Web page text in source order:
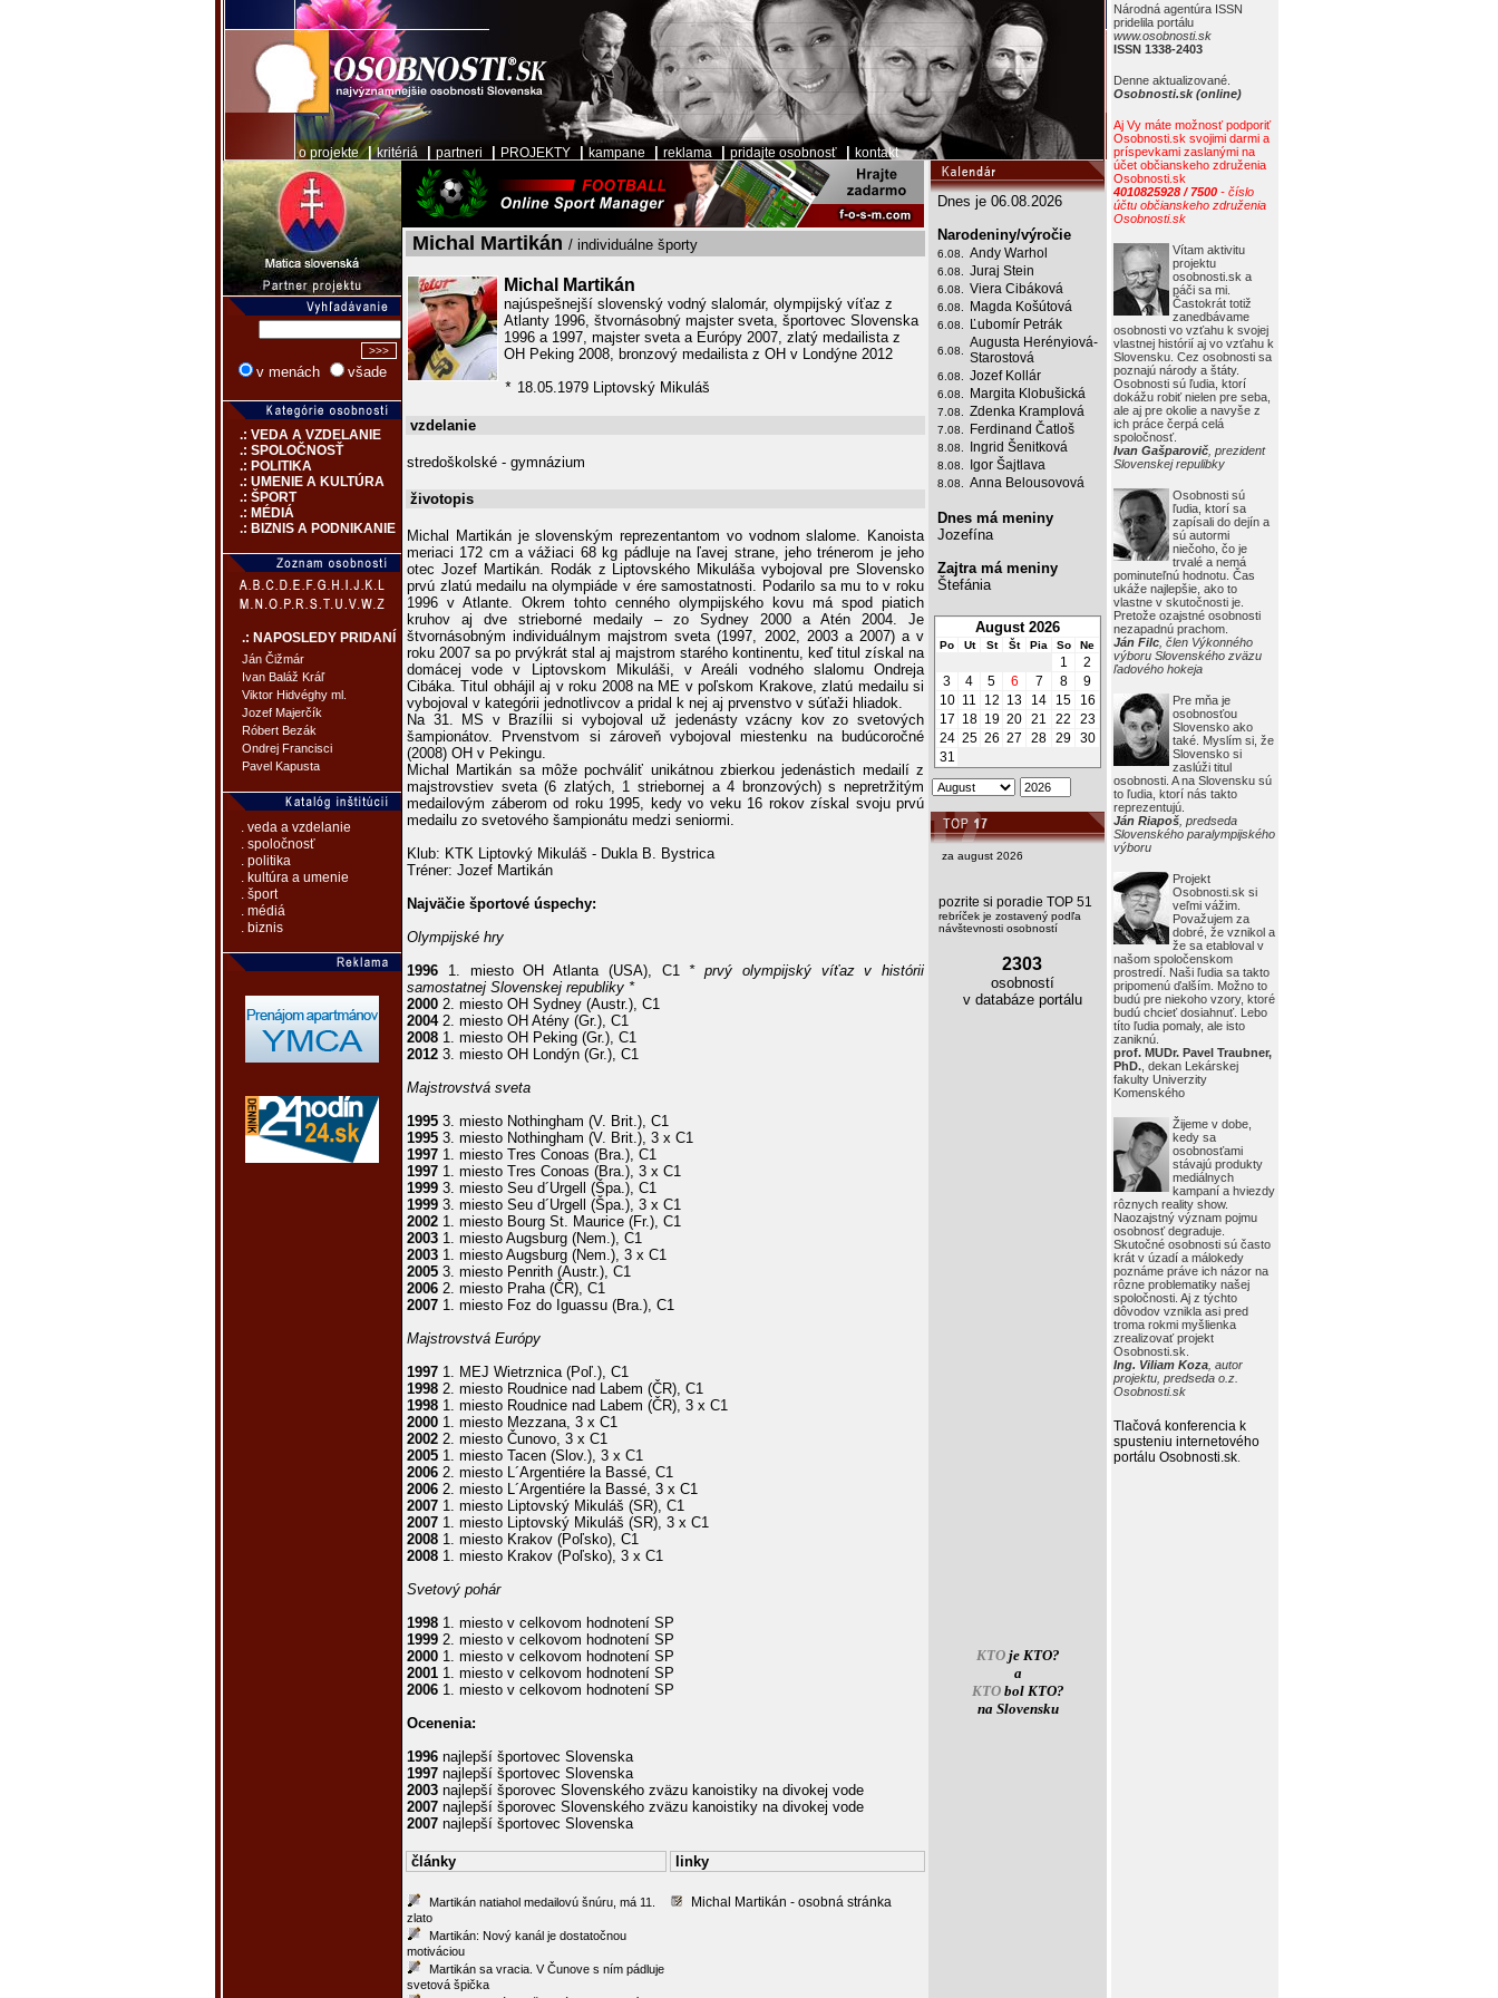
o projekte|kritériá partneri PROJEKTY kampane reklama pridajte osobnosť kontakt
Národná agentúra ISSN
pridelila portálu
www.osobnosti.sk
ISSN 1338-2403
Denne aktualizované.
Osobnosti.sk (online)
Aj Vy máte možnosť podporiť
Osobnosti.sk svojimi darmi a
príspevkami zaslanými na
účet občianskeho združenia
Osobnosti.sk
4010825928 / 7500 - číslo
účtu občianskeho združenia
Osobnosti.sk
Vítam aktivitu
projektu
osobnosti.sk a
páči sa mi.
Častokrát totiž
zanedbávame
osobnosti vo vzťahu k svojej
vlastnej histórií aj vo vzťahu k
Slovensku. Cez osobnosti sa
poznajú národy a štáty.
Osobnosti sú ľudia, ktorí
dokážu robiť nielen pre seba,
ale aj pre okolie a navyše z
ich práce čerpá celá
spoločnosť.
Ivan Gašparovič , prezident
Slovenskej repulibky
Osobnosti sú
ľudia, ktorí sa
zapísali do dejín a
sú autormi
niečoho, čo je
trvalé a nemá
pominuteľnú hodnotu. Čas
ukáže najlepšie, ako to
vlastne v skutočnosti je.
Pretože ozajstné osobnosti
nezapadnú prachom.
Ján Filc , člen Výkonného
výboru Slovenského zväzu
ľadového hokeja
Pre mňa je
osobnosťou
Slovensko ako
také. Myslím si, že
Slovensko si
zaslúži titul
osobnosti. A na Slovensku sú
to ľudia, ktorí nás takto
reprezentujú.
Ján Riapoš , predseda
Slovenského paralympijského
výboru
Projekt
Osobnosti.sk si
veľmi vážim.
Považujem za
dobré, že vznikol a
že sa etabloval v
našom spoločenskom
prostredí. Naši ľudia sa takto
pripomenú ďalším. Možno to
budú pre niekoho vzory, ktoré
budú chcieť dosiahnuť. Lebo
títo ľudia pomaly, ale isto
zaniknú.
prof. MUDr. Pavel Traubner,
PhD. , dekan Lekárskej
fakulty Univerzity
Komenského
Žijeme v dobe,
kedy sa
osobnosťami
stávajú produkty
mediálnych
kampaní a hviezdy
rôznych reality show.
Naozajstný význam pojmu
osobnosť degraduje.
Skutočné osobnosti sú často
krát v úzadí a málokedy
poznáme práve ich názor na
rôzne problematiky našej
spoločnosti. Aj z týchto
dôvodov vznikla asi pred
troma rokmi myšlienka
zrealizovať projekt
Osobnosti.sk.
Ing. Viliam Koza , autor
projektu, predseda o.z.
Osobnosti.sk
Tlačová konferencia k
spusteniu internetového
portálu Osobnosti.sk
v menách všade
.: VEDA A VZDELANIE
.: SPOLOČNOSŤ
.: POLITIKA
.: UMENIE A KULTÚRA
.: ŠPORT
.: MÉDIÁ
.: BIZNIS A PODNIKANIE
.: NAPOSLEDY PRIDANÍ
Ján Čižmár
Ivan Baláž Kráľ
Viktor Hidvéghy ml.
Jozef Majerčík
Róbert Bezák
Ondrej Francisci
Pavel Kapusta
. veda a vzdelanie
. spoločnosť
. politika
. kultúra a umenie
. šport
. médiá
. biznis
Michal Martikán / individuálne športy
Michal Martikán
najúspešnejší slovenský vodný slalomár, olympijský víťaz z
Atlanty 1996, štvornásobný majster sveta, športovec Slovenska
1996 a 1997, majster sveta a Európy 2007, zlatý medailista z
OH Peking 2008, bronzový medailista z OH v Londýne 2012
* 18.05.1979 Liptovský Mikuláš
vzdelanie
stredoškolské - gymnázium
životopis
Michal Martikán je slovenským reprezentantom vo vodnom slalome. Kanoista
meriaci 172 cm a vážiaci 68 kg pádluje na ľavej strane, jeho trénerom je jeho
otec Jozef Martikán. Rodák z Liptovského Mikuláša vybojoval pre Slovensko
prvú zlatú medailu na olympiáde v ére samostatnosti. Podarilo sa mu to v roku
1996 v Atlante. Okrem tohto cenného olympijského kovu má spod piatich
kruhov aj dve strieborné medaily – zo Sydney 2000 a Atén 2004. Je
štvornásobným individuálnym majstrom sveta (1997, 2002, 2003 a 2007) a v
roku 2007 sa po prvýkrát stal aj majstrom starého kontinentu, keď titul získal na
domácej vode v Liptovskom Mikuláši, v Areáli vodného slalomu Ondreja
Cibáka. Titul obhájil aj v roku 2008 na ME v poľskom Krakove, zlatú medailu si
vybojoval v kategórii jednotlivcov a pridal k nej aj prvenstvo v súťaži hliadok.
Na 31. MS v Brazílii si vybojoval už jedenásty vzácny kov zo svetových
šampionátov. Prvenstvom si zároveň vybojoval miestenku na budúcoročné
(2008) OH v Pekingu.
Michal Martikán sa môže pochváliť unikátnou zbierkou jedenástich medailí z
majstrovstiev sveta (6 zlatých, 1 striebornej a 4 bronzových) s nepretržitým
medailovým záberom od roku 1995, kedy vo veku 16 rokov získal svoju prvú
medailu zo svetového šampionátu medzi seniormi.
Klub: KTK Liptovký Mikuláš - Dukla B. Bystrica
Tréner: Jozef Martikán
Najväčie športové úspechy:
Olympijské hry
1996 1. miesto OH Atlanta (USA), C1 * prvý olympijský víťaz v histórii
samostatnej Slovenskej republiky *
2000 2. miesto OH Sydney (Austr.), C1
20042. miesto OH Atény (Gr.), C1
2008 1. miesto OH Peking (Gr.), C1
2012 3. miesto OH Londýn (Gr.), C1
Majstrovstvá sveta
1995 3. miesto Nothingham (V. Brit.), C1
1995 3. miesto Nothingham (V. Brit.), 3 x C1
1997 1. miesto Tres Conoas (Bra.), C1
1997 1. miesto Tres Conoas (Bra.), 3 x C1
1999 3. miesto Seu d´Urgell (Špa.), C1
1999 3. miesto Seu d´Urgell (Špa.), 3 x C1
2002 1. miesto Bourg St. Maurice (Fr.), C1
2003 1. miesto Augsburg (Nem.), C1
2003 1. miesto Augsburg (Nem.), 3 x C1
2005 3. miesto Penrith (Austr.), C1
2006 2. miesto Praha (ČR), C1
2007 1. miesto Foz do Iguassu (Bra.), C1
Majstrovstvá Európy
1997 1. MEJ Wietrznica (Poľ.), C1
1998 2. miesto Roudnice nad Labem (ČR), C1
1998 1. miesto Roudnice nad Labem (ČR), 3 x C1
2000 1. miesto Mezzana, 3 x C1
2002 2. miesto Čunovo, 3 x C1
2005 1. miesto Tacen (Slov.), 3 x C1
2006 2. miesto L´Argentiére la Bassé, C1
2006 2. miesto L´Argentiére la Bassé, 3 x C1
2007 1. miesto Liptovský Mikuláš (SR), C1
2007 1. miesto Liptovský Mikuláš (SR), 3 x C1
2008 1. miesto Krakov (Poľsko), C1
2008 1. miesto Krakov (Poľsko), 3 x C1
Svetový pohár
1998 1. miesto v celkovom hodnotení SP
1999 2. miesto v celkovom hodnotení SP
2000 1. miesto v celkovom hodnotení SP
2001 1. miesto v celkovom hodnotení SP
2006 1. miesto v celkovom hodnotení SP
Ocenenia:
1996 najlepší športovec Slovenska
1997 najlepší športovec Slovenska
2003 najlepší šporovec Slovenského zväzu kanoistiky na divokej vode
2007 najlepší šporovec Slovenského zväzu kanoistiky na divokej vode
2007 najlepší športovec Slovenska
články linky
Martikán natiahol medailovú šnúru, má 11.
zlato
Martikán: Nový kanál je dostatočnou
motiváciou
Martikán sa vracia. V Čunove s ním pádluje
svetová špička
Michal Martikán - osobná stránka
Dnes je 06.08.2026
Narodeniny/výročie
6.08. Andy Warhol
6.08. Juraj Stein
6.08. Viera Cibáková
6.08. Magda Košútová
6.08. Ľubomír Petrák
6.08.
Augusta Herényiová-
Starostová
6.08. Jozef Kollár
6.08. Margita Klobušická
7.08. Zdenka Kramplová
7.08. Ferdinand Čatloš
8.08. Ingrid Šenitková
8.08. Igor Šajtlava
8.08. Anna Belousovová
Dnes má meniny
Jozefína
Zajtra má meniny
Štefánia
August 2026
Po Ut St Št Pia So Ne
1
2
3
4 5 6 7 8
9
10 11 12 13 14 15
16
17 18 19 20 21 22
23
24 25 26 27 28 29 30
31
za august 2026
pozrite si poradie TOP 51
rebríček je zostavený podľa
návštevnosti osobností
2303
osobností
v databáze portálu
KTOje KTO?
a
KTObol KTO?
na Slovensku